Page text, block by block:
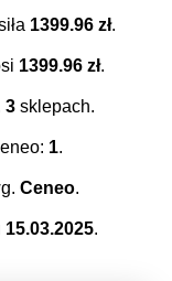
1399.96zł.
1399.96zł.
3 sklepach.
1.
Ceneo.
15.03.2025.